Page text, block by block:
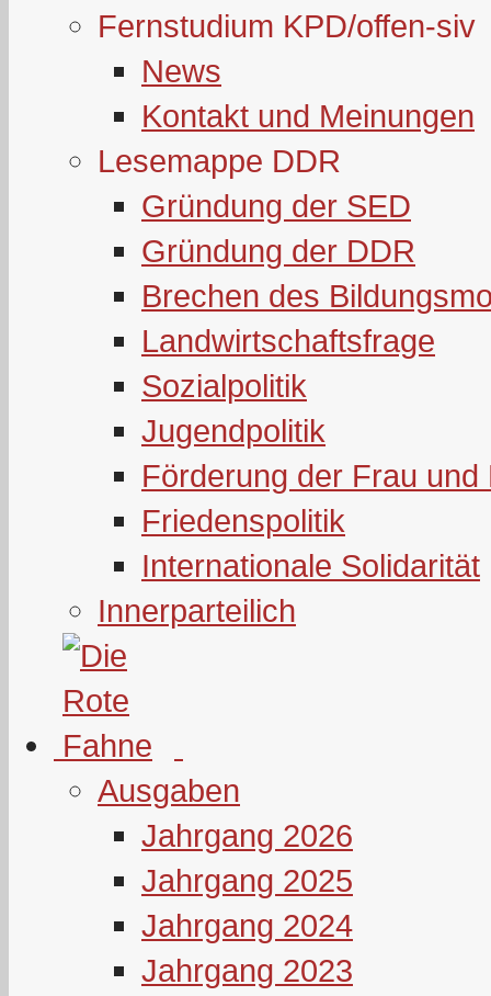
Fernstudium KPD/offen-siv
News
Kontakt und Meinungen
Lesemappe DDR
Gründung der SED
Gründung der DDR
Brechen des
Landwirtschaftsfrage
Sozialpolitik
Jugendpolitik
Förderung der Frau und
Friedenspolitik
Internationale Solidarität
Innerparteilich
Ausgaben
Jahrgang 2026
Jahrgang 2025
Jahrgang 2024
Jahrgang 2023